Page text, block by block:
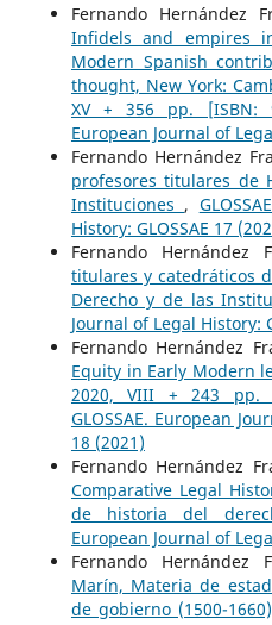
Fernando Hernández
Infidels and empires
Modern Spanish
thought, New York:
XV + 356 pp. [ISBN:
European Journal of
Fernando Hernández
profesores titulares de
Instituciones ,
History: GLOSSAE 17
Fernando Hernández
titulares y catedráticos
Derecho y de las
Journal of Legal History:
Fernando Hernández
Equity in Early Modern
2020, VIII + 243 pp.
GLOSSAE. European
18 (2021)
Fernando Hernández
Comparative Legal
de historia del
European Journal of
Fernando Hernández
Marín, Materia de
de gobierno (1500-